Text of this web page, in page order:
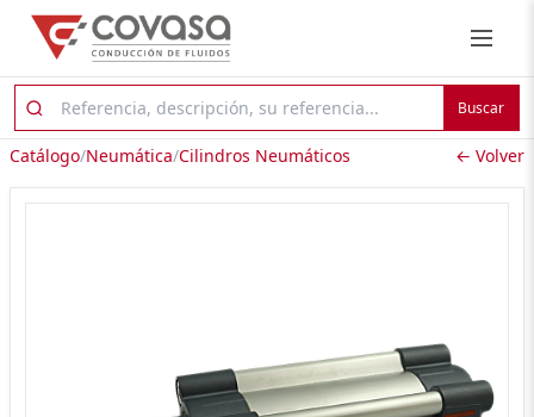
Buscar
Catálogo/Neumática/Cilindros Neumáticos ← Volver